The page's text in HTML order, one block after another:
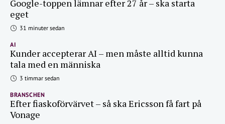
Google-toppen lämnar efter 27 år – ska starta
eget
31 minuter sedan
AI
Kunder accepterar AI – men måste alltid kunna
tala med en människa
3 timmar sedan
BRANSCHEN
Efter fiaskoförvärvet – så ska Ericsson få fart på
Vonage